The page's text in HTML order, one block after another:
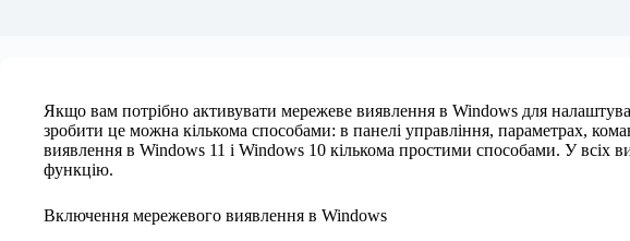
Якщо вам потрібно активувати мережеве виявлення в Windows для
зробити це можна кількома способами: в панелі управління, параметрах,
виявлення в Windows 11 і Windows 10 кількома простими способами. У всіх
функцію.
Включення мережевого виявлення в Windows